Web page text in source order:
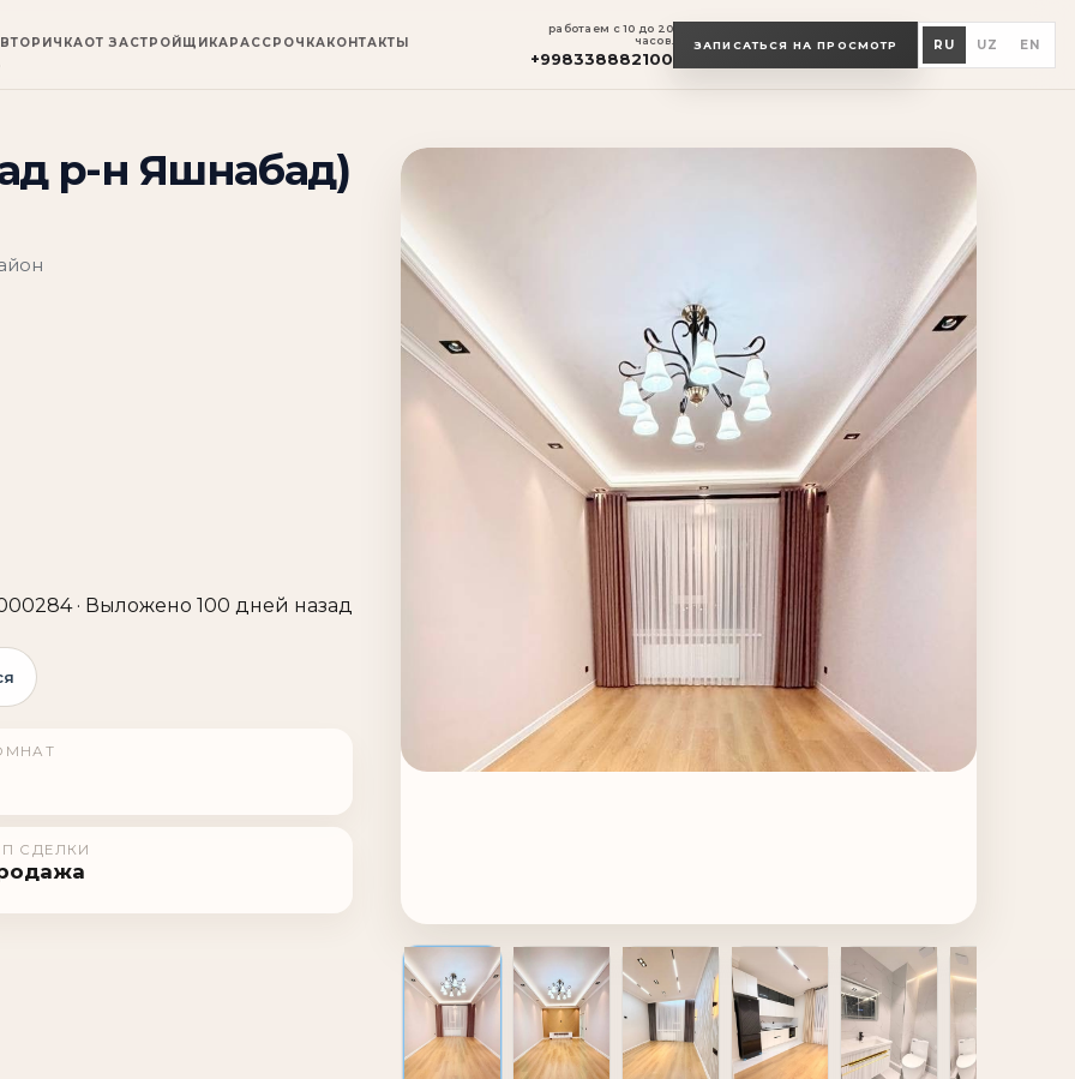
ВТОРИЧКАОТ ЗАСТРОЙЩИКАРАССРОЧКАКОНТАКТЫ
работаем с 10 до 20
часов.
+998338882100
ЗАПИСАТЬСЯ НА ПРОСМОТР RU UZ EN
р-н Яшнабад)
· Выложено 100 дней назад
СДЕЛКИ